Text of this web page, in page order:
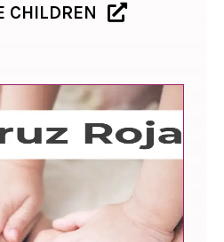
CHILDREN